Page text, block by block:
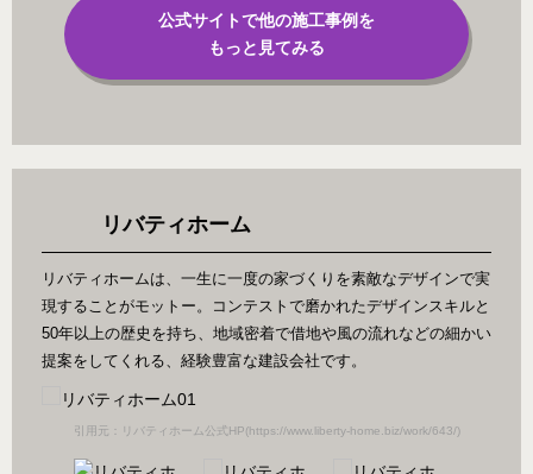
公式サイトで他の施工事例を
もっと見てみる
リバティホーム
リバティホームは、一生に一度の家づくりを素敵なデザインで実
現することがモットー。コンテストで磨かれたデザインスキルと
50年以上の歴史を持ち、地域密着で借地や風の流れなどの細かい
提案をしてくれる、経験豊富な建設会社です。
引用元：リバティホーム公式HP(https://www.liberty-home.biz/work/643/)